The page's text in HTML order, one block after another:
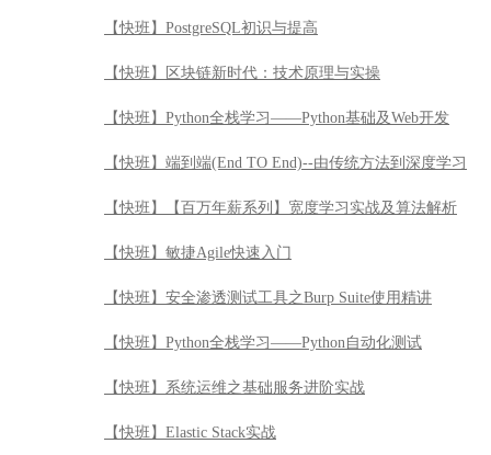
【快班】PostgreSQL初识与提高
【快班】区块链新时代：技术原理与实操
【快班】Python全栈学习——Python基础及Web开发
【快班】端到端(End TO End)--由传统方法到深度学习
【快班】【百万年薪系列】宽度学习实战及算法解析
【快班】敏捷Agile快速入门
【快班】安全渗透测试工具之Burp Suite使用精讲
【快班】Python全栈学习——Python自动化测试
【快班】系统运维之基础服务进阶实战
【快班】Elastic Stack实战